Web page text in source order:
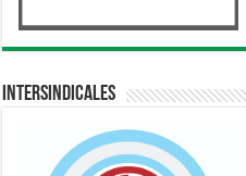
Intersindicales